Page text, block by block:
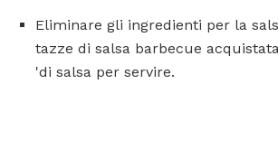
Eliminare gli ingredienti per la
tazze di salsa barbecue
'di salsa per servire.